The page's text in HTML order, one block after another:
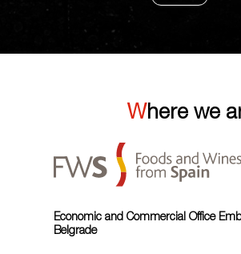
Where we
Economic and Commercial Office
Belgrade